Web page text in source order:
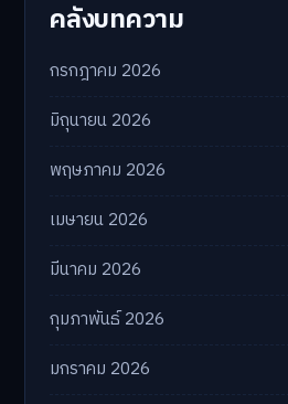
คลังบทความ
กรกฎาคม 2026
มิถุนายน 2026
พฤษภาคม 2026
เมษายน 2026
มีนาคม 2026
กุมภาพันธ์ 2026
มกราคม 2026